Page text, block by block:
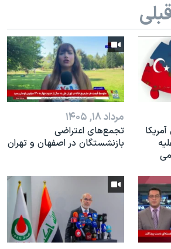
مرداد ۱۸, ۱۴۰۵
تجمع‌های اعتراضی
بازنشستگان در اصفهان و تهران